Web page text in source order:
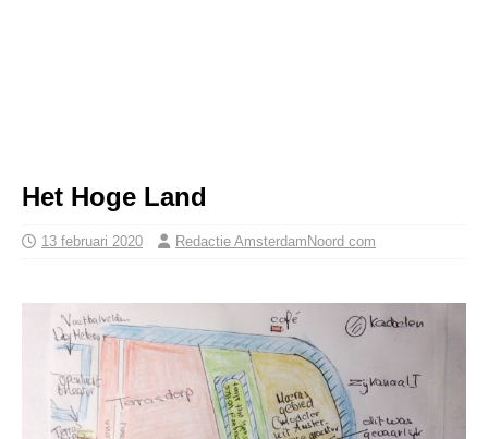
Het Hoge Land
13 februari 2020 Redactie AmsterdamNoord com